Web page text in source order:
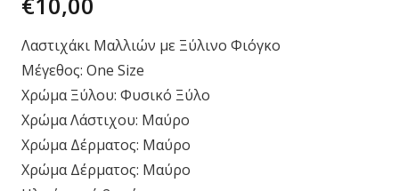
Λαστιχάκι Μαλλιών με Ξύλινο Φιόγκο
Μέγεθος: One Size
Χρώμα Ξύλου: Φυσικό Ξύλο
Χρώμα Λάστιχου: Μαύρο
Χρώμα Δέρματος: Μαύρο
Χρώμα Δέρματος: Μαύρο